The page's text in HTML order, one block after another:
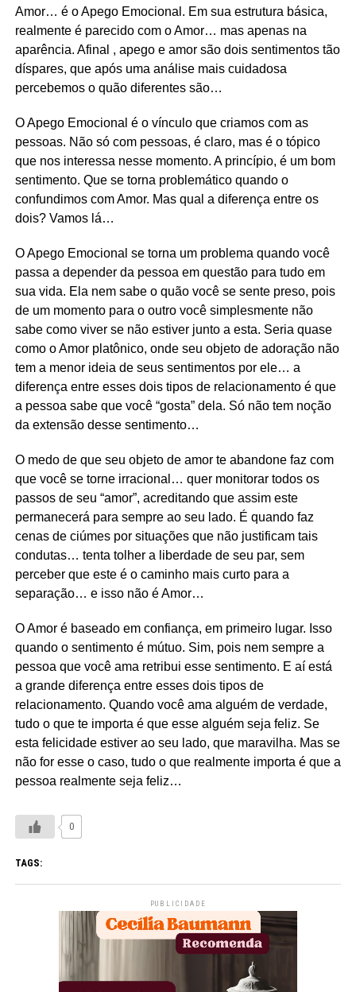
Amor… é o Apego Emocional. Em sua estrutura básica,
realmente é parecido com o Amor… mas apenas na
aparência. Afinal , apego e amor são dois sentimentos tão
díspares, que após uma análise mais cuidadosa
percebemos o quão diferentes são…
O Apego Emocional é o vínculo que criamos com as
pessoas. Não só com pessoas, é claro, mas é o tópico
que nos interessa nesse momento. A princípio, é um bom
sentimento. Que se torna problemático quando o
confundimos com Amor. Mas qual a diferença entre os
dois? Vamos lá…
O Apego Emocional se torna um problema quando você
passa a depender da pessoa em questão para tudo em
sua vida. Ela nem sabe o quão você se sente preso, pois
de um momento para o outro você simplesmente não
sabe como viver se não estiver junto a esta. Seria quase
como o Amor platônico, onde seu objeto de adoração não
tem a menor ideia de seus sentimentos por ele… a
diferença entre esses dois tipos de relacionamento é que
a pessoa sabe que você “gosta” dela. Só não tem noção
da extensão desse sentimento…
O medo de que seu objeto de amor te abandone faz com
que você se torne irracional… quer monitorar todos os
passos de seu “amor”, acreditando que assim este
permanecerá para sempre ao seu lado. É quando faz
cenas de ciúmes por situações que não justificam tais
condutas… tenta tolher a liberdade de seu par, sem
perceber que este é o caminho mais curto para a
separação… e isso não é Amor…
O Amor é baseado em confiança, em primeiro lugar. Isso
quando o sentimento é mútuo. Sim, pois nem sempre a
pessoa que você ama retribui esse sentimento. E aí está
a grande diferença entre esses dois tipos de
relacionamento. Quando você ama alguém de verdade,
tudo o que te importa é que esse alguém seja feliz. Se
esta felicidade estiver ao seu lado, que maravilha. Mas se
não for esse o caso, tudo o que realmente importa é que a
pessoa realmente seja feliz…
0
TAGS:
PUBLICIDADE